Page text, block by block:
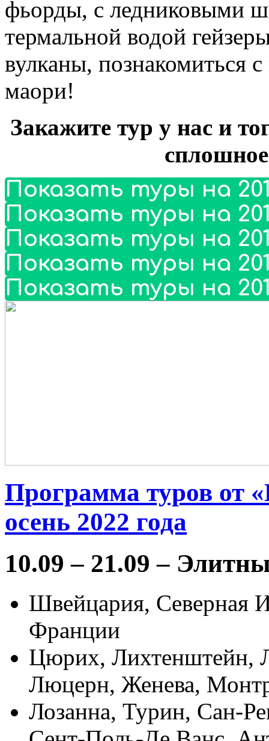
фьорды, с ледниковыми
термальной водой
вулканы, познакомиться
маори!
Закажите тур у нас и
Показать туры на
Показать туры на
Показать туры на
Показать туры на
Показать туры на
Программа туров от
осень 2022 года
10.09 – 21.09 –
Швейцария, Северная
Франции
Цюрих, Лихтенштейн,
Люцерн, Женева,
Лозанна, Турин, Сан-